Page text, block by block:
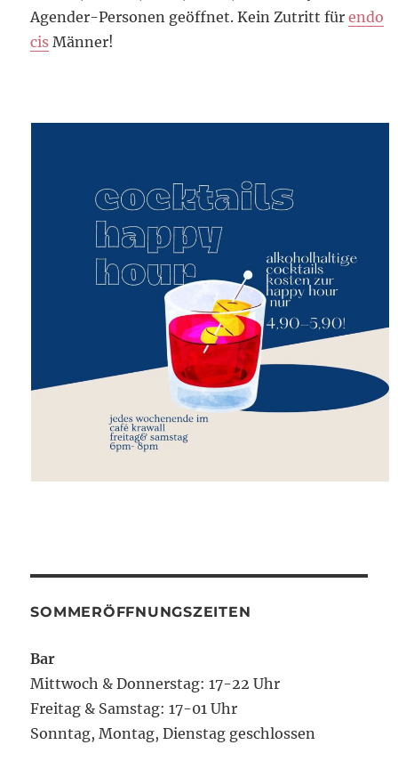
Agender-Personen geöffnet. Kein Zutritt fürendo
cis Männer!
SOMMERÖFFNUNGSZEITEN
Bar
Mittwoch & Donnerstag: 17-22 Uhr
Freitag & Samstag: 17-01 Uhr
Sonntag, Montag, Dienstag geschlossen